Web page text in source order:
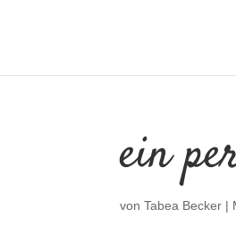
ein
vonTabea Becker |